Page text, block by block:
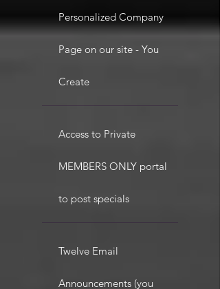
Personalized Company
Page on our site - You
Create
Access to Private
MEMBERS ONLY portal
to post specials
Twelve Email
Announcements (you